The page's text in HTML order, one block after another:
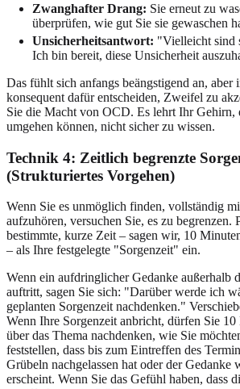
Zwanghafter Drang: Sie erneut zu
überprüfen, wie gut Sie sie gewaschen
Unsicherheitsantwort: "Vielleicht sind
Ich bin bereit, diese Unsicherheit
Das fühlt sich anfangs beängstigend an, aber
konsequent dafür entscheiden, Zweifel zu
Sie die Macht von OCD. Es lehrt Ihr Gehirn,
umgehen können, nicht sicher zu wissen.
Technik 4: Zeitlich begrenzte
(Strukturiertes Vorgehen)
Wenn Sie es unmöglich finden, vollständig
aufzuhören, versuchen Sie, es zu begrenzen.
bestimmte, kurze Zeit – sagen wir, 10
– als Ihre festgelegte "Sorgenzeit" ein.
Wenn ein aufdringlicher Gedanke außerhalb
auftritt, sagen Sie sich: "Darüber werde ich
geplanten Sorgenzeit nachdenken."
Wenn Ihre Sorgenzeit anbricht, dürfen Sie
über das Thema nachdenken, wie Sie
feststellen, dass bis zum Eintreffen des
Grübeln nachgelassen hat oder der Gedanke
erscheint. Wenn Sie das Gefühl haben, dass